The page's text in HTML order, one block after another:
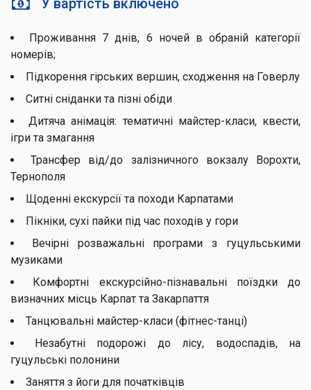
У вартість включено
Проживання 7 днів, 6 ночей в обраній категорії
номерів;
Підкорення гірських вершин, сходження на Говерлу
Ситні сніданки та пізні обіди
Дитяча анімація: тематичні майстер-класи, квести,
ігри та змагання
Трансфер від/до залізничного вокзалу Ворохти,
Тернополя
Щоденні екскурсії та походи Карпатами
Пікніки, сухі пайки під час походів у гори
Вечірні розважальні програми з гуцульськими
музиками
Комфортні екскурсійно-пізнавальні поїздки до
визначних місць Карпат та Закарпаття
Танцювальні майстер-класи (фітнес-танці)
Незабутні подорожі до лісу, водоспадів, на
гуцульські полонини
Заняття з йоги для початківців